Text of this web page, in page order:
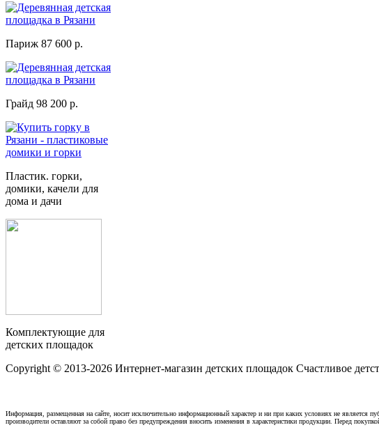
Париж 87 600 р.
Грайд 98 200 р.
Пластик. горки,
домики, качели для
дома и дачи
Комплектующие для
детских площадок
Copyright © 2013-2026 Интернет-магазин детских площадок Счастливое
Информация, размещенная на сайте, носит исключительно информационный характер и ни при каких условиях не является
производители оставляют за собой право без предупреждения вносить изменения в характеристики продукции. Перед